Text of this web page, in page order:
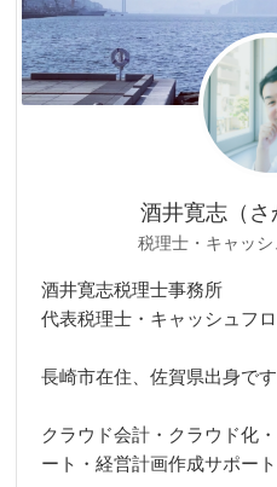
酒井寛志（さ
税理士・キャッ
酒井寛志税理士事務所
代表税理士・キャッシュフ
長崎市在住、佐賀県出身です
クラウド会計・クラウド化
ート・経営計画作成サポー